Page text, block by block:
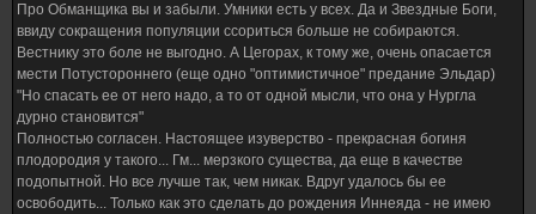
Про Обманщика вы и забыли. Умники есть у всех. Да и Звездные Боги,
ввиду сокращения популяции ссориться больше не собираются.
Вестнику это боле не выгодно. А Цегорах, к тому же, очень опасается
мести Потустороннего (еще одно "оптимистичное" предание Эльдар)
"Но спасать ее от него надо, а то от одной мысли, что она у Нургла
дурно становится"
Полностью согласен. Настоящее изуверство - прекрасная богиня
плодородия у такого... Гм... мерзкого существа, да еще в качестве
подопытной. Но все лучше так, чем никак. Вдруг удалось бы ее
освободить... Только как это сделать до рождения Иннеяда - не имею